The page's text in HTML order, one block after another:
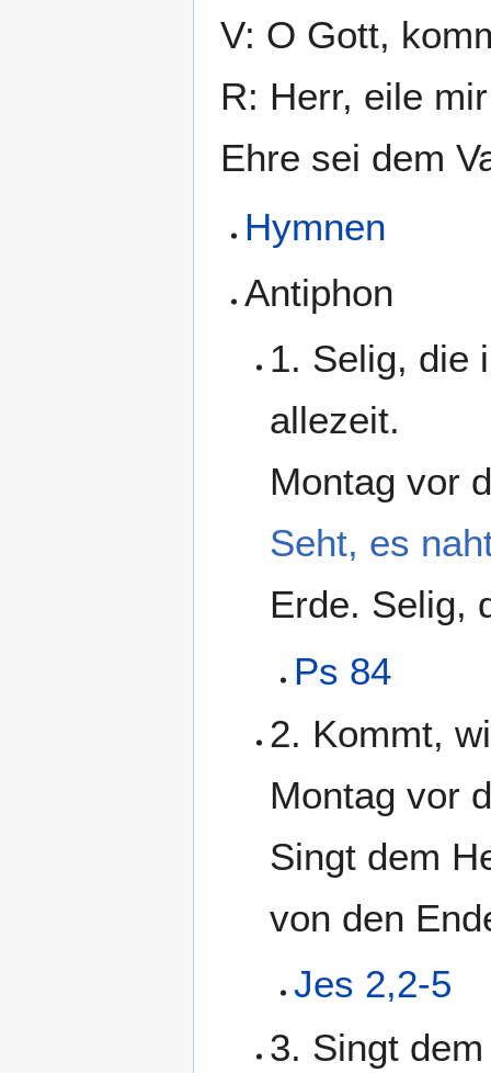
V: O Gott,
R: Herr, eile
Ehre sei dem
Hymnen
Antiphon
1. Selig, die
allezeit.
Montag vor
Seht, es
Erde. Selig,
Ps 84
2. Kommt,
Montag vor
Singt dem
von den
Jes 2,2-5
3. Singt